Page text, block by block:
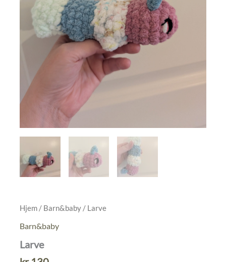
Hjem / Barn&baby / Larve
Barn&baby
Larve